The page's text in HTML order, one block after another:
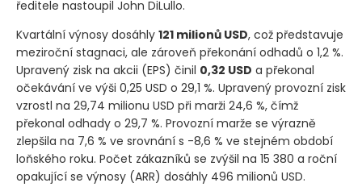
ředitele nastoupil John DiLullo.
Kvartální výnosy dosáhly 121 milionů USD, což představuje
meziroční stagnaci, ale zároveň překonání odhadů o 1,2 %.
Upravený zisk na akcii (EPS) činil 0,32 USD a překonal
očekávání ve výši 0,25 USD o 29,1 %. Upravený provozní zisk
vzrostl na 29,74 milionu USD při marži 24,6 %, čímž
překonal odhady o 29,7 %. Provozní marže se výrazně
zlepšila na 7,6 % ve srovnání s -8,6 % ve stejném období
loňského roku. Počet zákazníků se zvýšil na 15 380 a roční
opakující se výnosy (ARR) dosáhly 496 milionů USD.